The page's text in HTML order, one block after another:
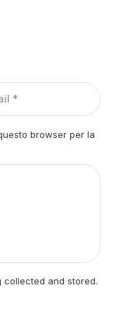
browser per la
collected and stored.